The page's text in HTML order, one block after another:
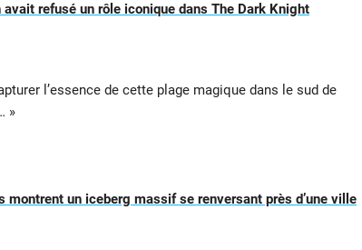
avait refusé un rôle iconique dans The Dark Knight
l’essence de cette plage magique dans le sud de
»
un iceberg massif se renversant près d’une ville